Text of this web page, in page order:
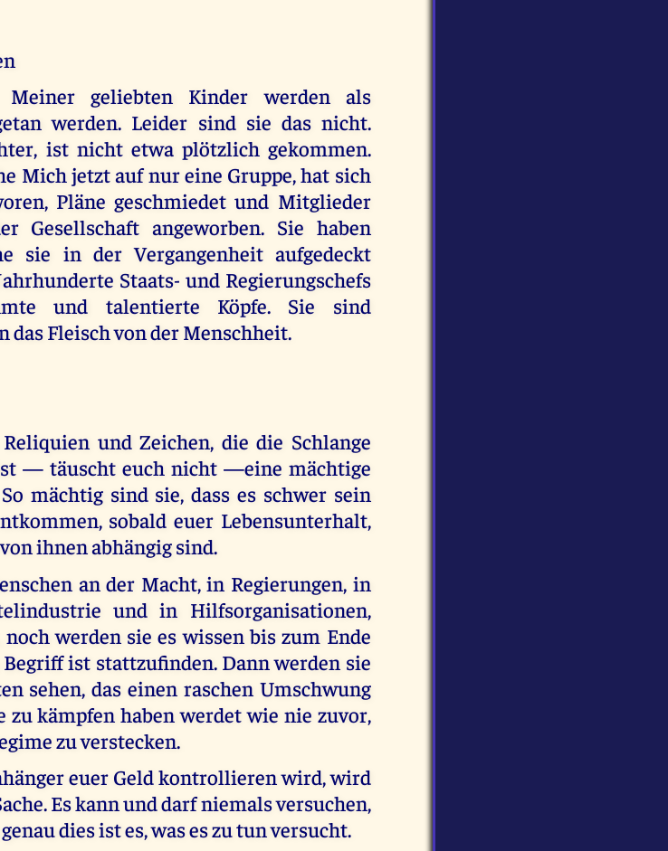
geliebten Kinder werden als
werden. Leider sind sie das nicht.
ist nicht etwa plötzlich gekommen.
Mich jetzt auf nur eine Gruppe, hat sich
Pläne geschmiedet und Mitglieder
Gesellschaft angeworben. Sie haben
sie in der Vergangenheit aufgedeckt
Staats- und Regierungschefs
und talentierte Köpfe. Sie sind
Fleisch von der Menschheit.
und Zeichen, die die Schlange
— täuscht euch nicht —eine mächtige
mächtig sind sie, dass es schwer sein
sobald euer Lebensunterhalt,
ihnen abhängig sind.
an der Macht, in Regierungen, in
und in Hilfsorganisationen,
werden sie es wissen bis zum Ende
ist stattzufinden. Dann werden sie
sehen, das einen raschen Umschwung
kämpfen haben werdet wie nie zuvor,
zu verstecken.
euer Geld kontrollieren wird, wird
Es kann und darf niemals versuchen,
dies ist es, was es zu tun versucht.